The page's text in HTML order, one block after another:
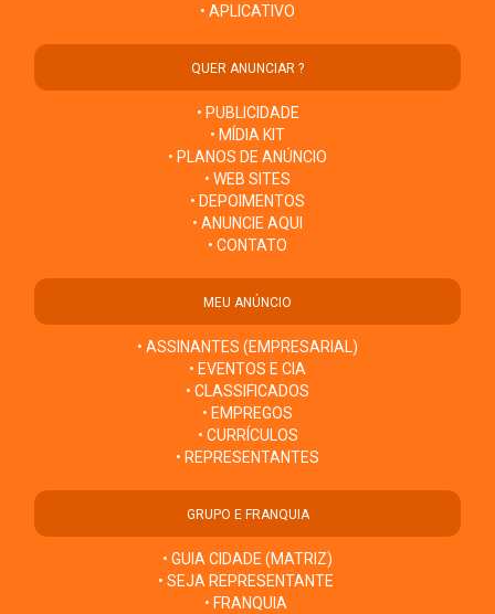
• APLICATIVO
QUER ANUNCIAR ?
• PUBLICIDADE
• MÍDIA KIT
• PLANOS DE ANÚNCIO
• WEB SITES
• DEPOIMENTOS
• ANUNCIE AQUI
• CONTATO
MEU ANÚNCIO
• ASSINANTES (EMPRESARIAL)
• EVENTOS E CIA
• CLASSIFICADOS
• EMPREGOS
• CURRÍCULOS
• REPRESENTANTES
GRUPO E FRANQUIA
• GUIA CIDADE (MATRIZ)
• SEJA REPRESENTANTE
• FRANQUIA